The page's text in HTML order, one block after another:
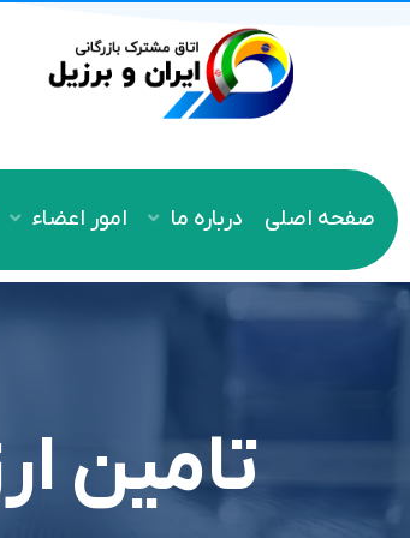
صفحه اصلی درباره ما امور اعضاء
تامین